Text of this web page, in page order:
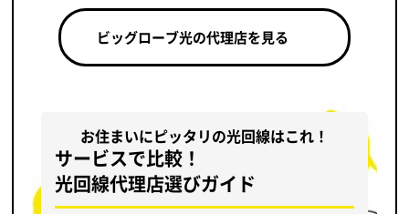
ビッグローブ光の代理店を見る
お住まいにピッタリの光回線はこれ！
サービスで比較！
光回線代理店選びガイド